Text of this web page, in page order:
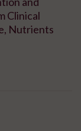
Clinical
Nutrients